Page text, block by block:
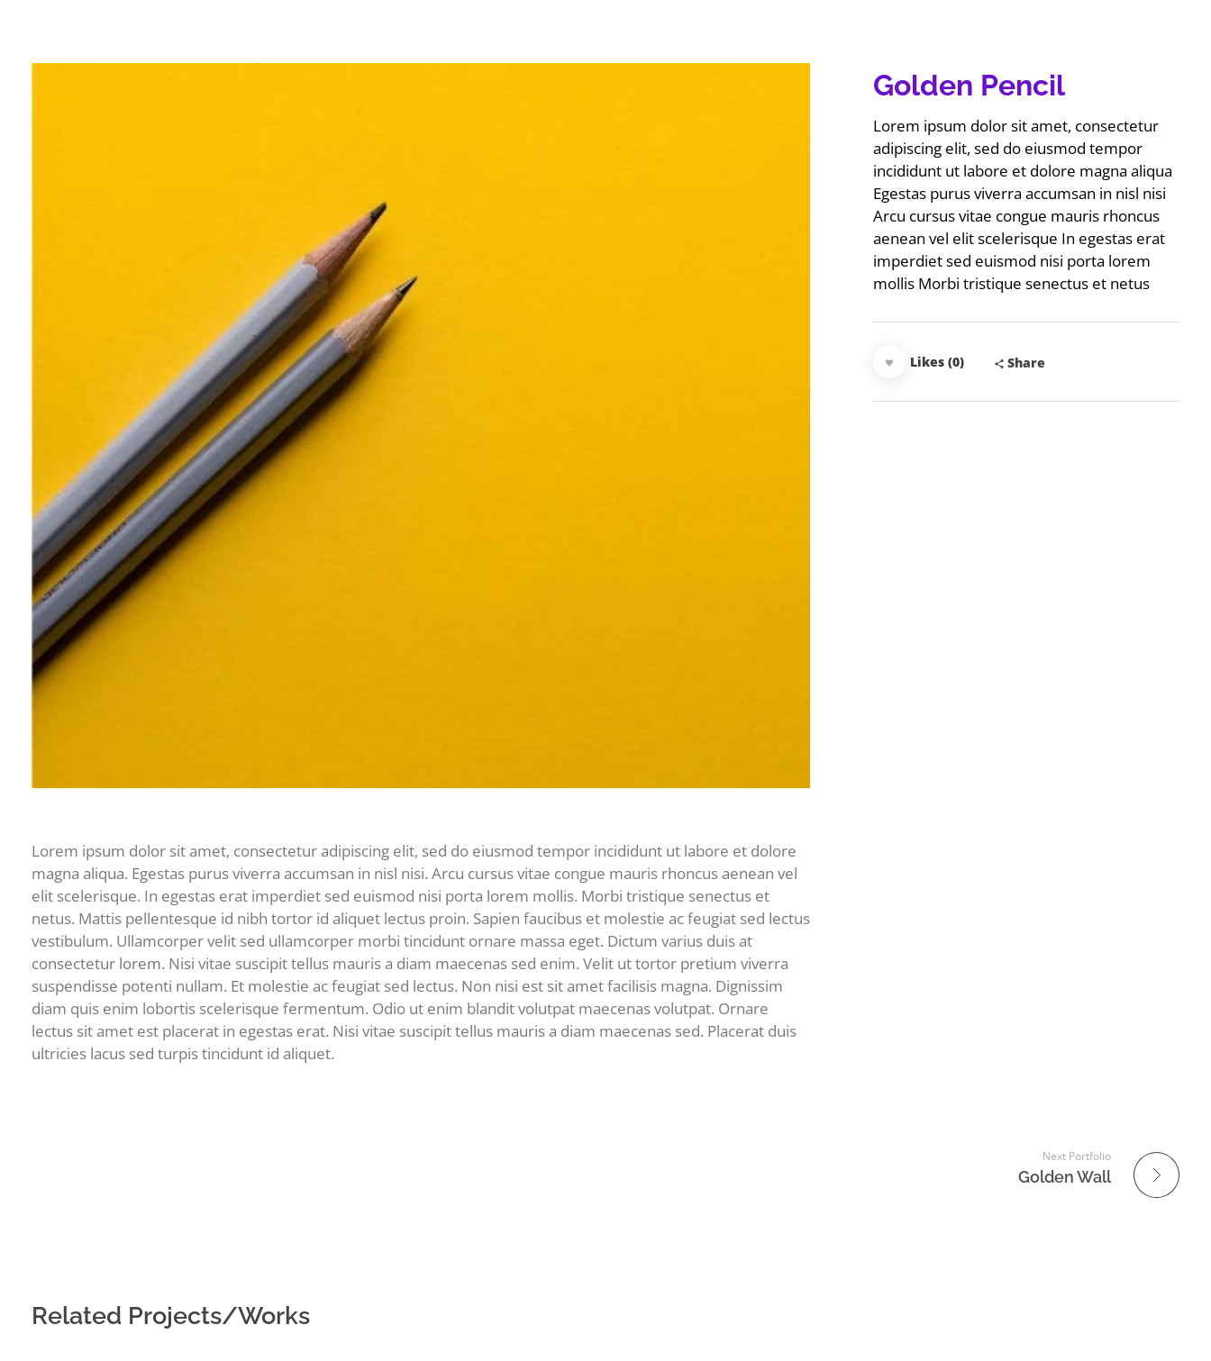
Lorem ipsum dolor sit amet, consectetur adipiscing elit, sed do eiusmod tempor incididunt ut labore et dolore
magna aliqua. Egestas purus viverra accumsan in nisl nisi. Arcu cursus vitae congue mauris rhoncus aenean vel
elit scelerisque. In egestas erat imperdiet sed euismod nisi porta lorem mollis. Morbi tristique senectus et
netus. Mattis pellentesque id nibh tortor id aliquet lectus proin. Sapien faucibus et molestie ac feugiat sed lectus
vestibulum. Ullamcorper velit sed ullamcorper morbi tincidunt ornare massa eget. Dictum varius duis at
consectetur lorem. Nisi vitae suscipit tellus mauris a diam maecenas sed enim. Velit ut tortor pretium viverra
suspendisse potenti nullam. Et molestie ac feugiat sed lectus. Non nisi est sit amet facilisis magna. Dignissim
diam quis enim lobortis scelerisque fermentum. Odio ut enim blandit volutpat maecenas volutpat. Ornare
lectus sit amet est placerat in egestas erat. Nisi vitae suscipit tellus mauris a diam maecenas sed. Placerat duis
ultricies lacus sed turpis tincidunt id aliquet.
Golden Pencil
Lorem ipsum dolor sit amet, consectetur
adipiscing elit, sed do eiusmod tempor
incididunt ut labore et dolore magna aliqua
Egestas purus viverra accumsan in nisl nisi
Arcu cursus vitae congue mauris rhoncus
aenean vel elit scelerisque In egestas erat
imperdiet sed euismod nisi porta lorem
mollis Morbi tristique senectus et netus
Likes (0) Share
Next Portfolio
Golden Wall
Related Projects/Works